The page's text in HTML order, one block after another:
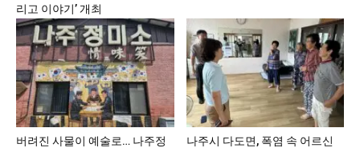
리고 이야기’ 개최
버려진 사물이 예술로… 나주정
나주시 다도면, 폭염 속 어르신